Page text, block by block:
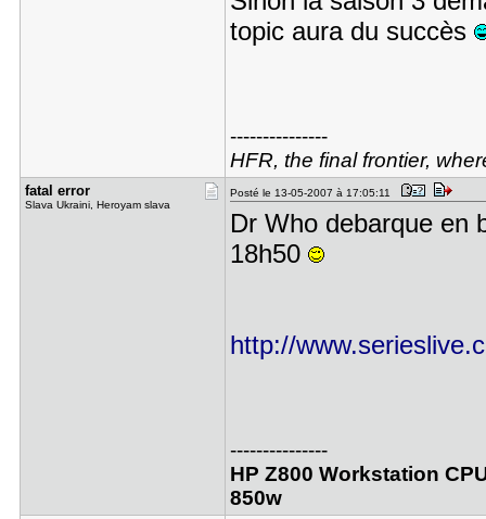
topic aura du succès
---------------
HFR, the final frontier,
fatal erro​r
Slava Ukraini, Heroyam slava
Posté le 13-05-2007 à 17:05:11
Dr Who debarque en
18h50
http://
---------------
HP Z800 Workstation
850w